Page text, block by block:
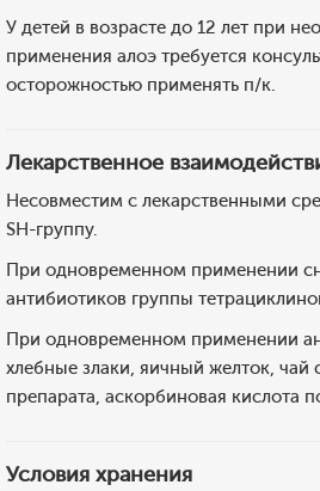
У детей в возрасте до 12 лет при
применения алоэ требуется
осторожностью применять п/к.
Лекарственное
Несовместим с лекарственными
SH-группу.
При одновременном применении
антибиотиков группы
При одновременном применении
хлебные злаки, яичный желток,
препарата, аскорбиновая кислота
Условия хранения